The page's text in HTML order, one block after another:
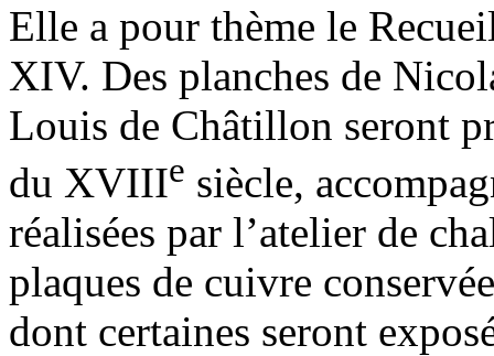
Elle a pour thème le
XIV. Des planches de
Louis de Châtillon seront
du XVIIIe siècle,
réalisées par l’atelier de
plaques de cuivre
dont certaines seront